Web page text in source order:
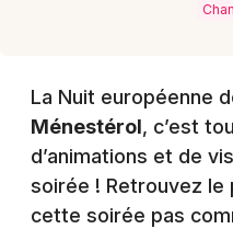
La Nuit européenne
Ménestérol, c’est
d’animations et de
soirée ! Retrouvez
cette soirée pas